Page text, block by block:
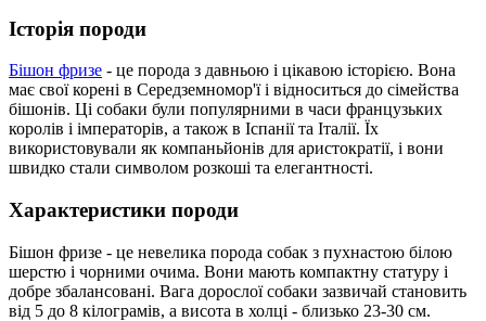
Історія породи
Бішон фризе - це порода з давньою і цікавою історією. Вона
має свої корені в Середземномор'ї і відноситься до сімейства
бішонів. Ці собаки були популярними в часи французьких
королів і імператорів, а також в Іспанії та Італії. Їх
використовували як компаньйонів для аристократії, і вони
швидко стали символом розкоші та елегантності.
Характеристики породи
Бішон фризе - це невелика порода собак з пухнастою білою
шерстю і чорними очима. Вони мають компактну статуру і
добре збалансовані. Вага дорослої собаки зазвичай становить
від 5 до 8 кілограмів, а висота в холці - близько 23-30 см.